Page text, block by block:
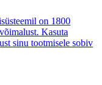
on 1800
Kasuta
sinu tootmisele sobiv